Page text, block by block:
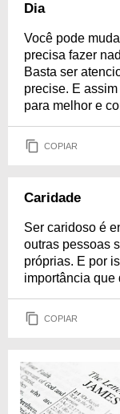
Dia
Você pode
precisa fazer
Basta ser
precise. E
para melhor e
COPIAR
Caridade
Ser caridoso é
outras pessoas
próprias. E por
importância que
COPIAR